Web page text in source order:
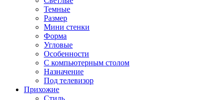
Темные
Размер
Мини стенки
Форма
Угловые
Особенности
С компьютерным столом
Назначение
Под телевизор
Прихожие
Стиль